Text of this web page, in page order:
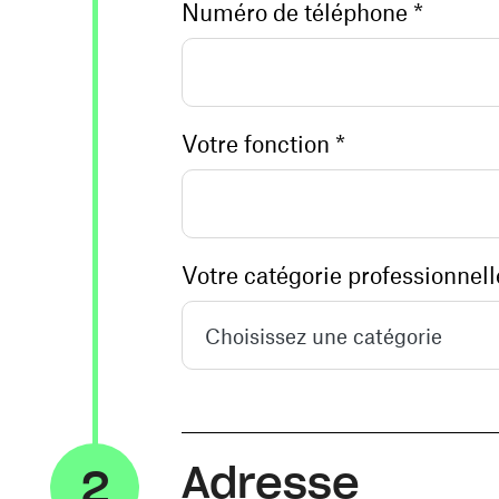
Numéro de téléphone *
Votre fonction *
Choisissez une catégorie
2 Adresse